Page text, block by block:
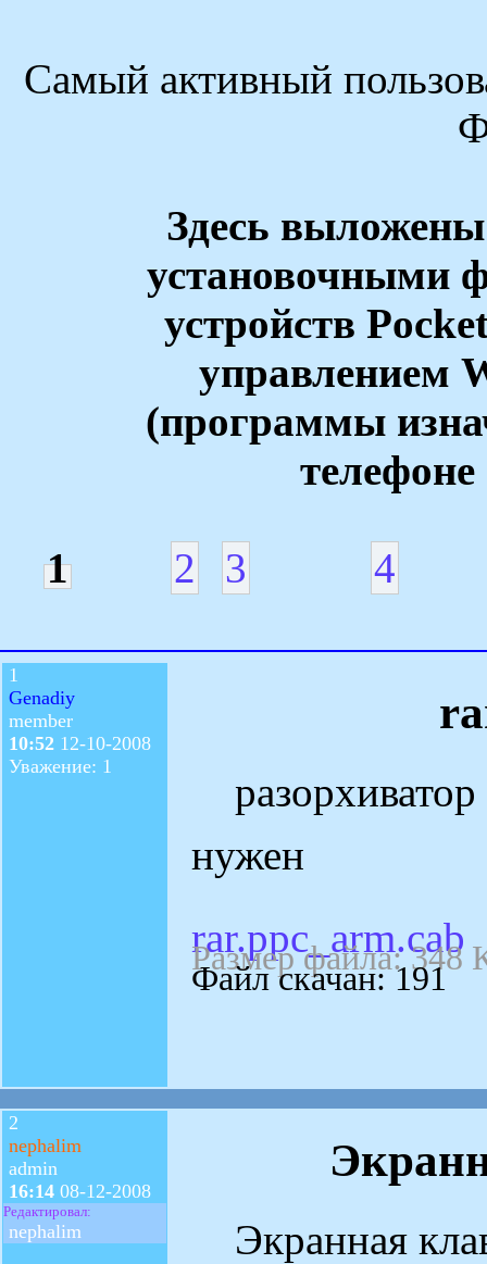
Самый активный
Здесь
установочными
устройств
управлением
(программы
1 2 3 4
1
Genadiy
member
10:52 12-10-2008
Уважение: 1
нужен
rar.ppc_arm.cab
Размер файла: 348
Файл скачан: 191
2
nephalim
admin
16:14 08-12-2008
Редактировал:
nephalim
Экранная